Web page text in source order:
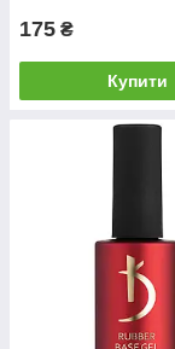
175 ₴
Купити